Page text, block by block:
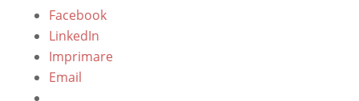
Facebook
LinkedIn
Imprimare
Email